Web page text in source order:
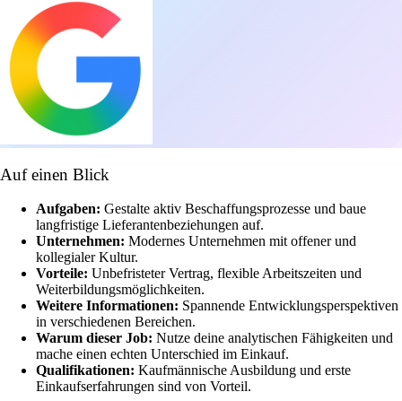
Auf einen Blick
Aufgaben: Gestalte aktiv Beschaffungsprozesse und baue
langfristige Lieferantenbeziehungen auf.
Unternehmen: Modernes Unternehmen mit offener und
kollegialer Kultur.
Vorteile: Unbefristeter Vertrag, flexible Arbeitszeiten und
Weiterbildungsmöglichkeiten.
Weitere Informationen: Spannende Entwicklungsperspektiven
in verschiedenen Bereichen.
Warum dieser Job: Nutze deine analytischen Fähigkeiten und
mache einen echten Unterschied im Einkauf.
Qualifikationen: Kaufmännische Ausbildung und erste
Einkaufserfahrungen sind von Vorteil.